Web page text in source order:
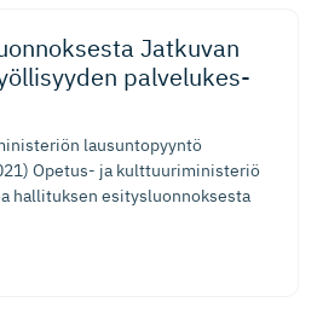
Jatkuvan
palvelukes­
lausuntopyyntö
Opetus- ja kulttuuriministeriö
hallituksen esitysluonnoksesta